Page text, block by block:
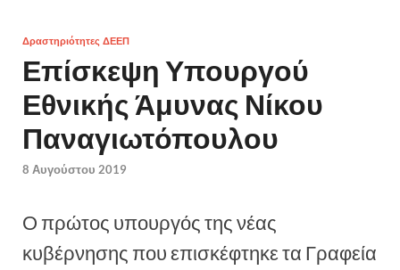
Δραστηριότητες ΔΕΕΠ
Επίσκεψη Υπουργού
Εθνικής Άμυνας Νίκου
Παναγιωτόπουλου
8 Αυγούστου 2019
Ο πρώτος υπουργός της νέας
κυβέρνησης που επισκέφτηκε τα Γραφεία